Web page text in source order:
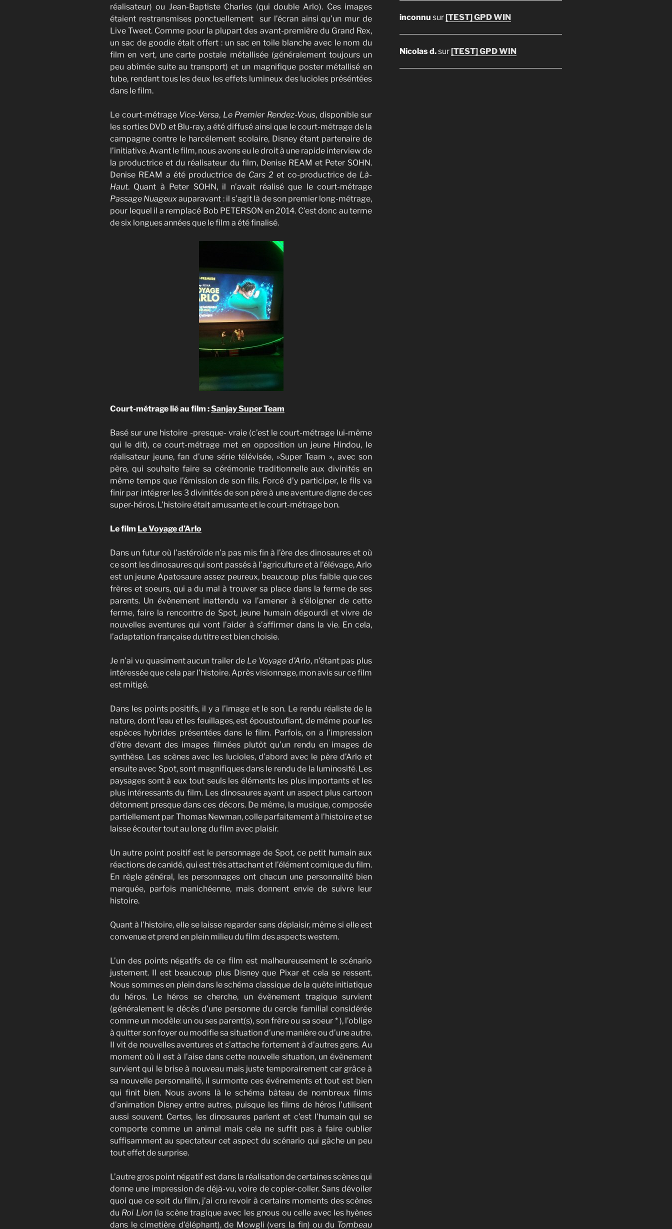
réalisateur) ou Jean-Baptiste Charles (qui double Arlo). Ces images
étaient restransmises ponctuellement sur l’écran ainsi qu’un mur de
Live Tweet. Comme pour la plupart des avant-première du Grand Rex,
un sac de goodie était offert : un sac en toile blanche avec le nom du
film en vert, une carte postale métallisée (généralement toujours un
peu abîmée suite au transport) et un magnifique poster métallisé en
tube, rendant tous les deux les effets lumineux des lucioles préséntées
dans le film.
Le court-métrage Vice-Versa, Le Premier Rendez-Vous, disponible sur
les sorties DVD et Blu-ray, a été diffusé ainsi que le court-métrage de la
campagne contre le harcélement scolaire, Disney étant partenaire de
l’initiative. Avant le film, nous avons eu le droit à une rapide interview de
la productrice et du réalisateur du film, Denise REAM et Peter SOHN.
Denise REAM a été productrice de Cars 2 et co-productrice de Là-
Haut. Quant à Peter SOHN, il n’avait réalisé que le court-métrage
Passage Nuageuxauparavant : il s’agit là de son premier long-métrage,
pour lequel il a remplacé Bob PETERSON en 2014. C’est donc au terme
de six longues années que le film a été finalisé.
Court-métrage lié au film :Sanjay Super Team
Basé sur une histoire -presque- vraie (c’est le court-métrage lui-même
qui le dit), ce court-métrage met en opposition un jeune Hindou, le
réalisateur jeune, fan d’une série télévisée, »Super Team », avec son
père, qui souhaite faire sa cérémonie traditionnelle aux divinités en
même temps que l’émission de son fils. Forcé d’y participer, le fils va
finir par intégrer les 3 divinités de son père à une aventure digne de ces
super-héros. L’histoire était amusante et le court-métrage bon.
Le film Le Voyage d’Arlo
Dans un futur où l’astéroïde n’a pas mis fin à l’ère des dinosaures et où
ce sont les dinosaures qui sont passés à l’agriculture et à l’élévage, Arlo
est un jeune Apatosaure assez peureux, beaucoup plus faible que ces
frères et soeurs, qui a du mal à trouver sa place dans la ferme de ses
parents. Un évènement inattendu va l’amener à s’éloigner de cette
ferme, faire la rencontre de Spot, jeune humain dégourdi et vivre de
nouvelles aventures qui vont l’aider à s’affirmer dans la vie. En cela,
l’adaptation française du titre est bien choisie.
Je n’ai vu quasiment aucun trailer de Le Voyage d’Arlo, n’étant pas plus
intéressée que cela par l’histoire. Après visionnage, mon avis sur ce film
est mitigé.
Dans les points positifs, il y a l’image et le son. Le rendu réaliste de la
nature, dont l’eau et les feuillages, est époustouflant, de même pour les
espèces hybrides présentées dans le film. Parfois, on a l’impression
d’être devant des images filmées plutôt qu’un rendu en images de
synthèse. Les scènes avec les lucioles, d’abord avec le père d’Arlo et
ensuite avec Spot, sont magnifiques dans le rendu de la luminosité. Les
paysages sont à eux tout seuls les éléments les plus importants et les
plus intéressants du film. Les dinosaures ayant un aspect plus cartoon
détonnent presque dans ces décors. De même, la musique, composée
partiellement par Thomas Newman, colle parfaitement à l’histoire et se
laisse écouter tout au long du film avec plaisir.
Un autre point positif est le personnage de Spot, ce petit humain aux
réactions de canidé, qui est très attachant et l’élément comique du film.
En règle général, les personnages ont chacun une personnalité bien
marquée, parfois manichéenne, mais donnent envie de suivre leur
histoire.
Quant à l’histoire, elle se laisse regarder sans déplaisir, même si elle est
convenue et prend en plein milieu du film des aspects western.
L’un des points négatifs de ce film est malheureusement le scénario
justement. Il est beaucoup plus Disney que Pixar et cela se ressent.
Nous sommes en plein dans le schéma classique de la quête initiatique
du héros. Le héros se cherche, un évènement tragique survient
(généralement le décès d’une personne du cercle familial considérée
comme un modèle: un ou ses parent(s), son frère ou sa soeur * ), l’oblige
à quitter son foyer ou modifie sa situation d’une manière ou d’une autre.
Il vit de nouvelles aventures et s’attache fortement à d’autres gens. Au
moment où il est à l’aise dans cette nouvelle situation, un évènement
survient qui le brise à nouveau mais juste temporairement car grâce à
sa nouvelle personnalité, il surmonte ces événements et tout est bien
qui finit bien. Nous avons là le schéma bâteau de nombreux films
d’animation Disney entre autres, puisque les films de héros l’utilisent
aussi souvent. Certes, les dinosaures parlent et c’est l’humain qui se
comporte comme un animal mais cela ne suffit pas à faire oublier
suffisamment au spectateur cet aspect du scénario qui gâche un peu
tout effet de surprise.
L’autre gros point négatif est dans la réalisation de certaines scènes qui
donne une impression de déjà-vu, voire de copier-coller. Sans dévoiler
quoi que ce soit du film, j’ai cru revoir à certains moments des scènes
du Roi Lion(la scène tragique avec les gnous ou celle avec les hyènes
dans le cimetière d’éléphant), de Mowgli (vers la fin) ou du Tombeau
inconnu sur [TEST] GPD WIN
Nicolas d.sur [TEST] GPD WIN